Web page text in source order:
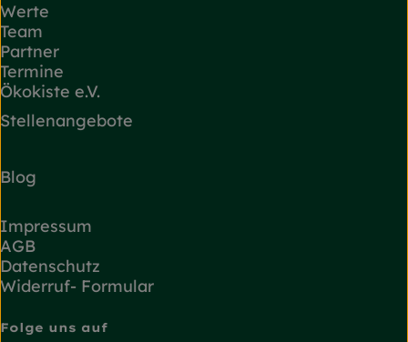
Werte
Team
Partner
Termine
Ökokiste e.V.
Stellenangebote
Blog
Impressum
AGB
Datenschutz
Widerruf- Formular
Folge uns auf